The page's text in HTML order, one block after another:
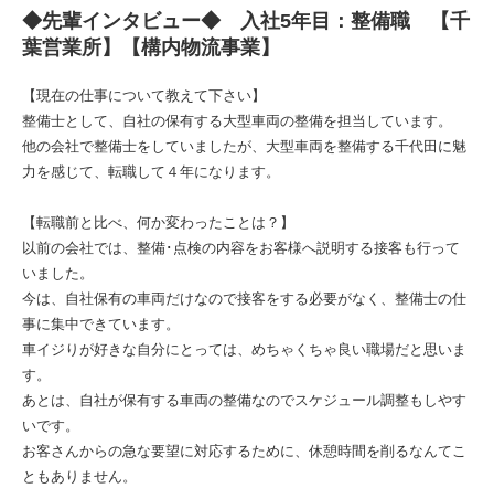
◆先輩インタビュー◆ 入社5年目：整備職 【千
葉営業所】【構内物流事業】
【現在の仕事について教えて下さい】
整備士として、自社の保有する大型車両の整備を担当しています。
他の会社で整備士をしていましたが、大型車両を整備する千代田に魅
力を感じて、転職して４年になります。
【転職前と比べ、何か変わったことは？】
以前の会社では、整備･点検の内容をお客様へ説明する接客も行って
いました。
今は、自社保有の車両だけなので接客をする必要がなく、整備士の仕
事に集中できています。
車イジりが好きな自分にとっては、めちゃくちゃ良い職場だと思いま
す。
あとは、自社が保有する車両の整備なのでスケジュール調整もしやす
いです。
お客さんからの急な要望に対応するために、休憩時間を削るなんてこ
ともありません。